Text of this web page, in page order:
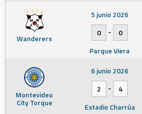
Wanderers
5 junio 2026
0
-
0
Parque Viera
Montevideo
City Torque
6 junio 2026
2
-
4
Estadio Charrúa